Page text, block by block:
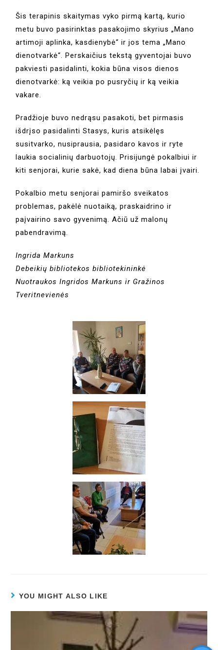
Šis terapinis skaitymas vyko pirmą kartą, kurio
metu buvo pasirinktas pasakojimo skyrius „Mano
artimoji aplinka, kasdienybė“ ir jos tema „Mano
dienotvarkė“. Perskaičius tekstą gyventojai buvo
pakviesti pasidalinti, kokia būna visos dienos
dienotvarkė: ką veikia po pusryčių ir ką veikia
vakare.
Pradžioje buvo nedrąsu pasakoti, bet pirmasis
išdrįso pasidalinti Stasys, kuris atsikėlęs
susitvarko, nusiprausia, pasidaro kavos ir ryte
laukia socialinių darbuotojų. Prisijungė pokalbiui ir
kiti senjorai, kurie sakė, kad diena būna labai įvairi.
Pokalbio metu senjorai pamiršo sveikatos
problemas, pakėlė nuotaiką, praskaidrino ir
paįvairino savo gyvenimą. Ačiū už malonų
pabendravimą.
Ingrida Markuns
Debeikių bibliotekos bibliotekininkė
Nuotraukos Ingridos Markuns ir Gražinos
Tveritnevienės
YOU MIGHT ALSO LIKE